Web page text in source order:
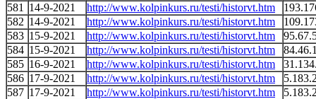
581
14-9-2021 http://www.kolpinkurs.ru/testi/historvt.htm
582 14-9-2021 http://www.kolpinkurs.ru/testi/historvt.htm
583 15-9-2021 http://www.kolpinkurs.ru/testi/historvt.htm
584 15-9-2021 http://www.kolpinkurs.ru/testi/historvt.htm
585 16-9-2021 http://www.kolpinkurs.ru/testi/historvt.htm
586 17-9-2021 http://www.kolpinkurs.ru/testi/historvt.htm
587 17-9-2021 http://www.kolpinkurs.ru/testi/historvt.htm